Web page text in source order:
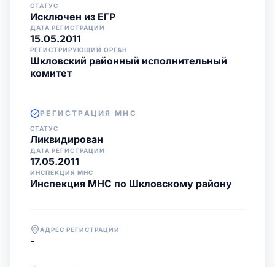
СТАТУС
Исключен из ЕГР
ДАТА РЕГИСТРАЦИИ
15.05.2011
РЕГИСТРИРУЮЩИЙ ОРГАН
Шкловский районный исполнительный
комитет
РЕГИСТРАЦИЯ МНС
СТАТУС
Ликвидирован
ДАТА РЕГИСТРАЦИИ
17.05.2011
ИНСПЕКЦИЯ МНС
Инспекция МНС по Шкловскому району
АДРЕС РЕГИСТРАЦИИ
-